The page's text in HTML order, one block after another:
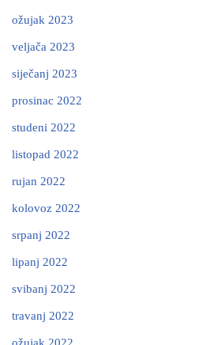
ožujak 2023
veljača 2023
siječanj 2023
prosinac 2022
studeni 2022
listopad 2022
rujan 2022
kolovoz 2022
srpanj 2022
lipanj 2022
svibanj 2022
travanj 2022